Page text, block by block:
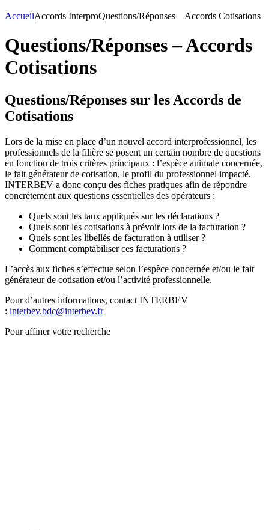
AccueilAccords InterproQuestions/Réponses – Accords Cotisations
Questions/Réponses – Accords
Cotisations
Questions/Réponses sur les Accords de
Cotisations
Lors de la mise en place d’un nouvel accord interprofessionnel, les
professionnels de la filière se posent un certain nombre de questions
en fonction de trois critères principaux : l’espèce animale concernée,
le fait générateur de cotisation, le profil du professionnel impacté.
INTERBEV a donc conçu des fiches pratiques afin de répondre
concrètement aux questions essentielles des opérateurs :
Quels sont les taux appliqués sur les déclarations ?
Quels sont les cotisations à prévoir lors de la facturation ?
Quels sont les libellés de facturation à utiliser ?
Comment comptabiliser ces facturations ?
L’accès aux fiches s’effectue selon l’espèce concernée et/ou le fait
générateur de cotisation et/ou l’activité professionnelle.
Pour d’autres informations, contact INTERBEV
: interbev.bdc@interbev.fr
Pour affiner votre recherche